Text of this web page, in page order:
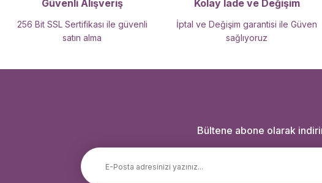
Güvenli Alışveriş
256 Bit SSL Sertifikası ile güvenli
satın alma
Kolay İade ve Değişim
İptal ve Değişim garantisi ile Güven
sağlıyoruz
Bültene abone olarak